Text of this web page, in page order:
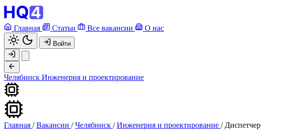
Главная Статьи Все вакансии О нас
Войти
Челябинск Инженерия и проектирование
Главная / Вакансии / Челябинск / Инженерия и проектирование / Диспетчер